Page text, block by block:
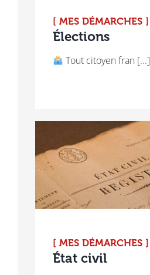
[ MES DÉMARCHES ]
Élections
Tout citoyen fran [...]
[ MES DÉMARCHES ]
État civil